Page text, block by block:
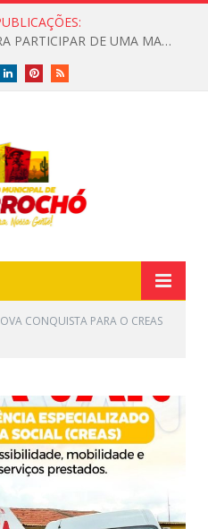
CONVITE A POPULAÇÃO PARA PARTICIPAR DE UMA MANHÃ ESPECIAL DEDICADA ASAÚDE
LinkedInPinterestRSS
CONQUISTA PARA O CREAS